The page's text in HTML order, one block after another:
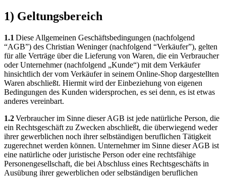
1) Geltungsbereich
1.1 Diese Allgemeinen Geschäftsbedingungen (nachfolgend
“AGB”) des Christian Weninger (nachfolgend “Verkäufer”), gelten
für alle Verträge über die Lieferung von Waren, die ein Verbraucher
oder Unternehmer (nachfolgend „Kunde“) mit dem Verkäufer
hinsichtlich der vom Verkäufer in seinem Online-Shop dargestellten
Waren abschließt. Hiermit wird der Einbeziehung von eigenen
Bedingungen des Kunden widersprochen, es sei denn, es ist etwas
anderes vereinbart.
1.2Verbraucher im Sinne dieser AGB ist jede natürliche Person, die
ein Rechtsgeschäft zu Zwecken abschließt, die überwiegend weder
ihrer gewerblichen noch ihrer selbständigen beruflichen Tätigkeit
zugerechnet werden können. Unternehmer im Sinne dieser AGB ist
eine natürliche oder juristische Person oder eine rechtsfähige
Personengesellschaft, die bei Abschluss eines Rechtsgeschäfts in
Ausübung ihrer gewerblichen oder selbständigen beruflichen